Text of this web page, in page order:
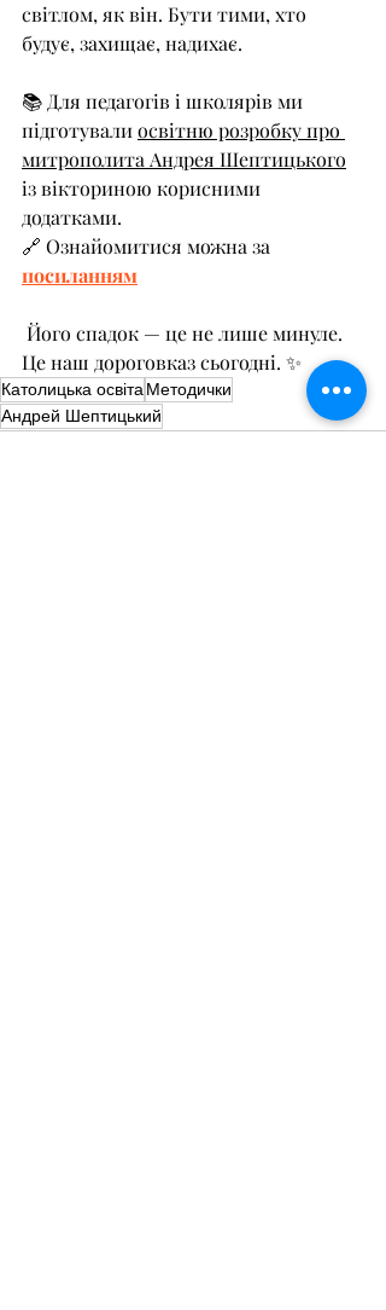
світлом, як він. Бути тими, хто
будує, захищає, надихає.
📚 Для педагогів і школярів ми
підготували освітню розробку про
митрополита Андрея Шептицького
із вікториною корисними
додатками.
🔗 Ознайомитися можна за
посиланням
Це наш дороговказ сьогодні. ✨
Католицька освітаМетодички
Андрей Шептицький